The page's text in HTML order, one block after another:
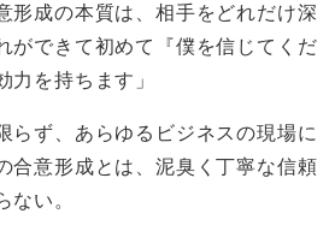
形成の本質は、相手をどれだけ深
ができて初めて『僕を信じてくだ
力を持ちます」
らず、あらゆるビジネスの現場に
合意形成とは、泥臭く丁寧な信頼
ない。